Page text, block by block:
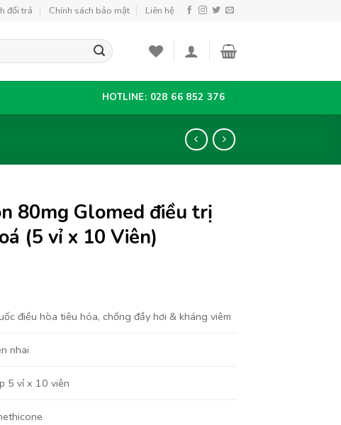
đổi trả Chính sách bảo mật Liên hệ
HOTLINE: 028 66 852 376
80mg Glomed điều trị
(5 vỉ x 10 Viên)
điều hòa tiêu hóa, chống đầy hơi & kháng viêm
nhai
5 vỉ x 10 viên